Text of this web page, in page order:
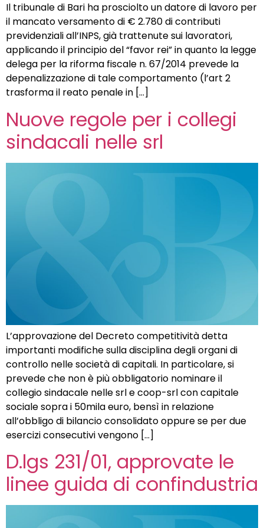
Il tribunale di Bari ha prosciolto un datore di lavoro per
il mancato versamento di € 2.780 di contributi
previdenziali all’INPS, già trattenute sui lavoratori,
applicando il principio del “favor rei” in quanto la legge
delega per la riforma fiscale n. 67/2014 prevede la
depenalizzazione di tale comportamento (l’art 2
trasforma il reato penale in […]
Nuove regole per i collegi
sindacali nelle srl
L’approvazione del Decreto competitività detta
importanti modifiche sulla disciplina degli organi di
controllo nelle società di capitali. In particolare, si
prevede che non è più obbligatorio nominare il
collegio sindacale nelle srl e coop-srl con capitale
sociale sopra i 50mila euro, bensì in relazione
all’obbligo di bilancio consolidato oppure se per due
esercizi consecutivi vengono […]
D.lgs 231/01, approvate le
linee guida di confindustria